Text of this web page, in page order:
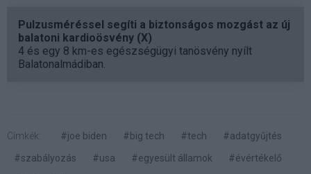
Pulzusméréssel segíti a biztonságos mozgást az új
balatoni kardioösvény (X)
4 és egy 8 km-es egészségügyi tanösvény nyílt
Balatonalmádiban.
Címkék: #joe biden #big tech #tech
#adatgyűjtés
#szabályozás
#usa #egyesült államok
#évértékelő